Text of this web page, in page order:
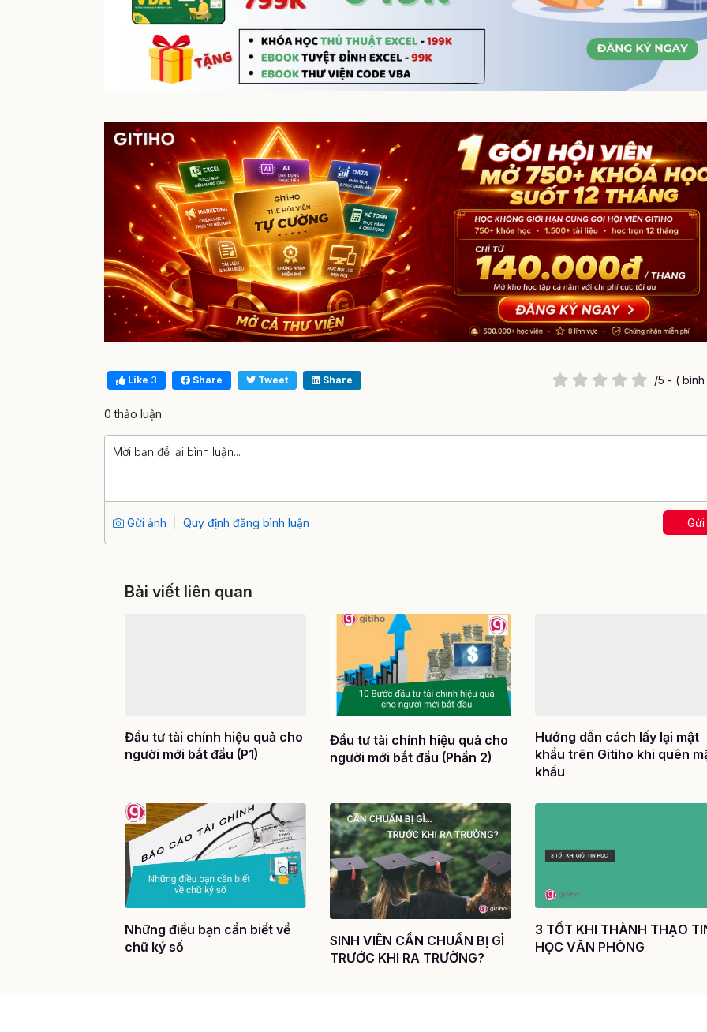
Like 3 Share Tweet Share /5 - (
0 thảo luận
Gửi ảnh Quy định đăng bình luận Gửi
Bài viết liên quan
Đầu tư tài chính hiệu quả cho
người mới bắt đầu (P1)
Đầu tư tài chính hiệu quả cho
người mới bắt đầu (Phần 2)
Hướng dẫn cách lấy lại mật
khẩu trên Gitiho khi quên
khẩu
Những điều bạn cần biết về
chữ ký số
SINH VIÊN CẦN CHUẨN BỊ GÌ
TRƯỚC KHI RA TRƯỜNG?
3 TỐT KHI THÀNH THẠO
HỌC VĂN PHÒNG